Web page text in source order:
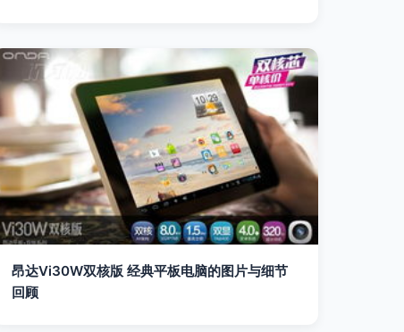
昂达Vi30W双核版 经典平板电脑的图片与细节
回顾